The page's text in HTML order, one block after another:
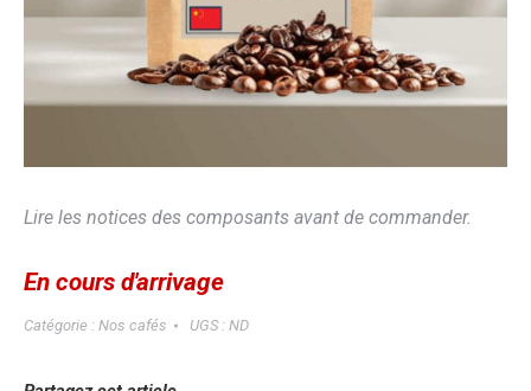
Lire les notices des composants avant de commander.
En cours d'arrivage
Catégorie : Nos cafés UGS : ND